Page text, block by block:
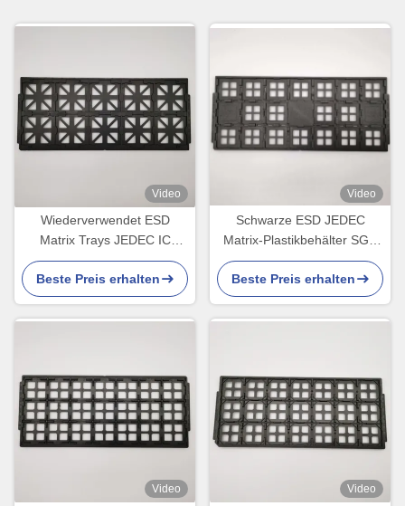
Video
Wiederverwendet ESD
Matrix Trays JEDEC IC
Versandtray für optische
Geräte
Beste Preis erhalten
Video
Schwarze ESD JEDEC
Matrix-Plastikbehälter SGS
für elektronische Produkte
Beste Preis erhalten
Video Video